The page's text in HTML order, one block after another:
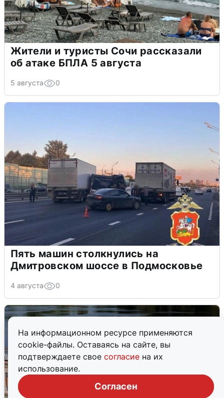
На информационном ресурсе применяются
cookie-файлы. Оставаясь на сайте, вы
подтверждаете свое согласие на их
использование.
Согласен
Жители и туристы Сочи рассказали
об атаке БПЛА 5 августа
5 августа 0
Пять машин столкнулись на
Дмитровском шоссе в Подмосковье
4 августа 0